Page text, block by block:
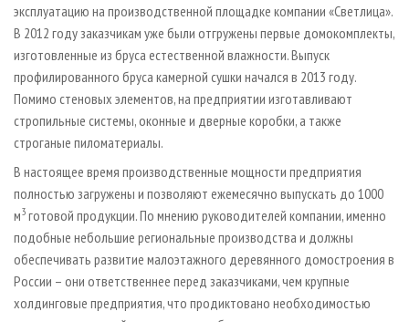
эксплуатацию на производственной площадке компании «Светлица».
В 2012 году заказчикам уже были отгружены первые домокомплекты,
изготовленные из бруса естественной влажности. Выпуск
профилированного бруса камерной сушки начался в 2013 году.
Помимо стеновых элементов, на предприятии изготавливают
стропильные системы, оконные и дверные коробки, а также
строганые пиломатериалы.
В настоящее время производственные мощности предприятия
полностью загружены и позволяют ежемесячно выпускать до 1000
м3 готовой продукции. По мнению руководителей компании, именно
подобные небольшие региональные производства и должны
обеспечивать развитие малоэтажного деревянного домостроения в
России – они ответственнее перед заказчиками, чем крупные
холдинговые предприятия, что продиктовано необходимостью